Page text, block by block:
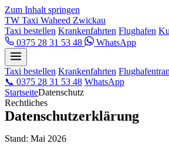
Zum Inhalt springen
TW Taxi Waheed Zwickau
Taxi bestellen Krankenfahrten Flughafen
0375 28 31 53 48
WhatsApp
Taxi bestellen Krankenfahrten
📞 0375 28 31 53 48 WhatsApp
StartseiteDatenschutz
Rechtliches
Datenschutzerklärung
Stand: Mai 2026